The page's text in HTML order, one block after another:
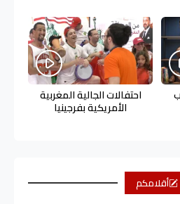
احتفالات الجالية المغربية
الأمريكية بفرجينيا
أقلامكم